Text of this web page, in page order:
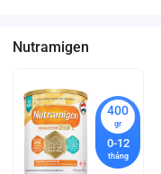
Nutramigen
400
gr
0-12
tháng